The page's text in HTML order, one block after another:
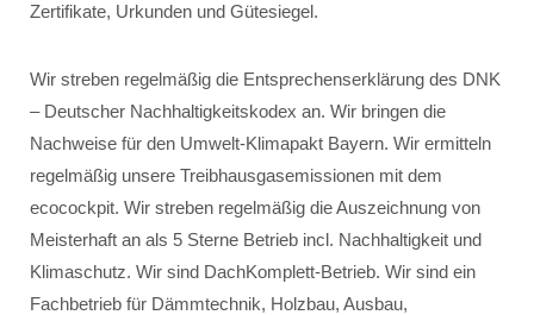
Zertifikate, Urkunden und Gütesiegel.
Wir streben regelmäßig die Entsprechenserklärung des DNK
– Deutscher Nachhaltigkeitskodex an. Wir bringen die
Nachweise für den Umwelt-Klimapakt Bayern. Wir ermitteln
regelmäßig unsere Treibhausgasemissionen mit dem
ecocockpit. Wir streben regelmäßig die Auszeichnung von
Meisterhaft an als 5 Sterne Betrieb incl. Nachhaltigkeit und
Klimaschutz. Wir sind DachKomplett-Betrieb. Wir sind ein
Fachbetrieb für Dämmtechnik, Holzbau, Ausbau,